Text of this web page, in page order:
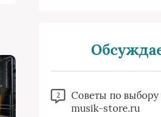
2
Советы по выбору
musik-store.ru